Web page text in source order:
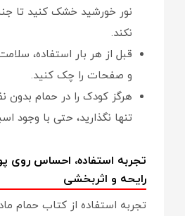
نور خورشید خشک کنید تا
نکند.
قبل از هر بار استفاده،
و صفحات را چک کنید.
هرگز کودک را در حمام بدون
تنها نگذارید، حتی با وجود
تجربه استفاده، احساس روی
رایحه و اثربخشی
تجربه استفاده از کتاب حمام